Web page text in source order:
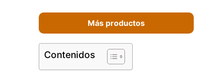
Más productos
Contenidos